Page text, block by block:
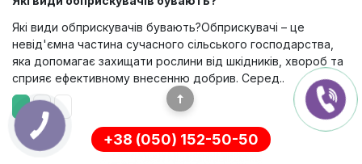
Які види обприскувачів бувають?Обприскувачі – це
невід'ємна частина сучасного сільського господарства,
яка допомагає захищати рослини від шкідників, хвороб та
сприяє ефективному внесенню добрив. Серед..
+38 (050) 152-50-50